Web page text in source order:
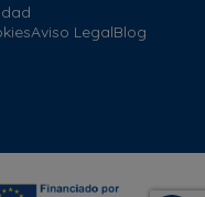
Aviso LegalBlog